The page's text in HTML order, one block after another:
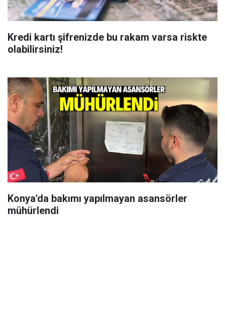
Kredi kartı şifrenizde bu rakam varsa riskte
olabilirsiniz!
Konya'da bakımı yapılmayan asansörler
mühürlendi